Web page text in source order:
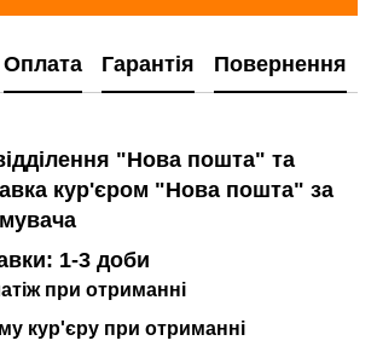
Оплата Гарантія Повернення
"Нова пошта" та
кур'єром "Нова пошта" за
1-3 доби
при отриманні
кур'єру при отриманні